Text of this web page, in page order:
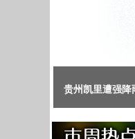
贵州凯里遭强降